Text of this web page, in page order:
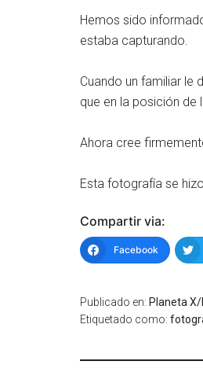
Hemos sido
estaba capturando.
Cuando un familiar le
que en la posición de
Ahora cree
Esta fotografía se
Compartir via:
Facebook
Publicado en: Planeta X/
Etiquetado como: